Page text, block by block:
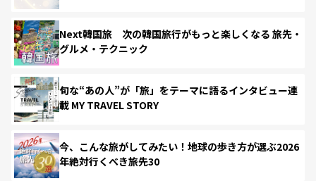
Next韓国旅 次の韓国旅行がもっと楽しくなる 旅先・
グルメ・テクニック
旬な“あの人”が「旅」をテーマに語るインタビュー連
載 MY TRAVEL STORY
今、こんな旅がしてみたい！地球の歩き方が選ぶ2026
年絶対行くべき旅先30